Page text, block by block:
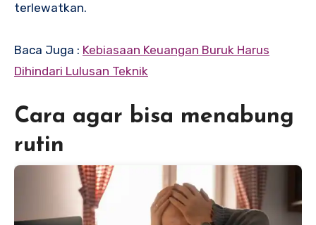
terlewatkan.
Baca Juga : Kebiasaan Keuangan Buruk Harus
Dihindari Lulusan Teknik
Cara agar bisa menabung
rutin